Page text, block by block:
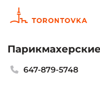
647-879-5748